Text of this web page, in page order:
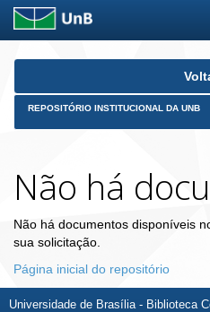
Skip
REPOSITÓRIO INSTITUCIONAL DA UNB
Não há
Não há documentos disponíveis
sua solicitação.
Página inicial do repositório
Universidade de Brasília - Biblioteca